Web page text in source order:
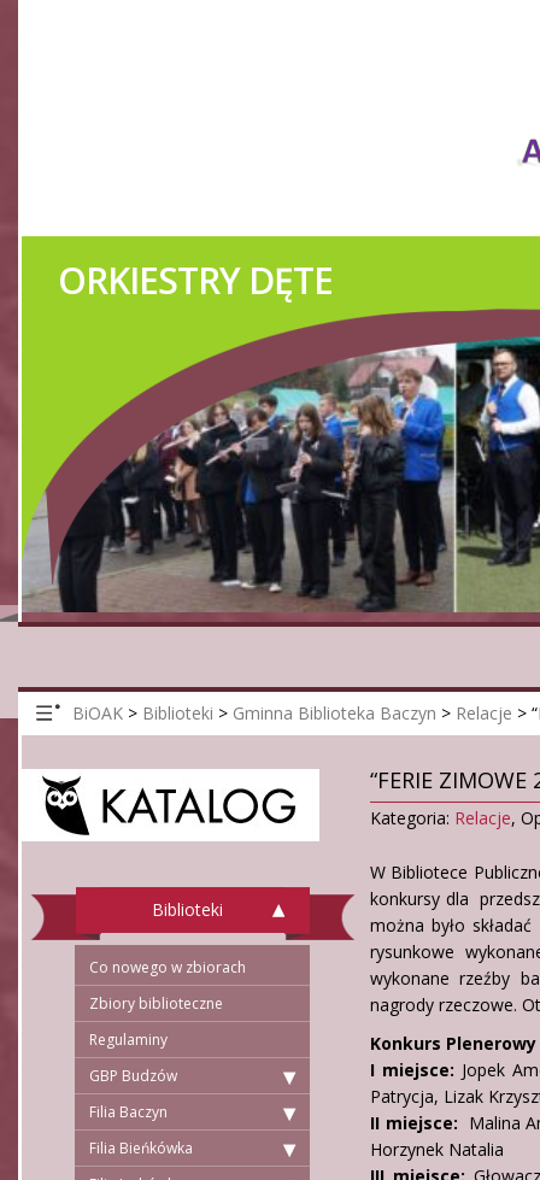
ORKIESTRY DĘTE
BiOAK > Biblioteki > Gminna Biblioteka Baczyn > Relacje >
Biblioteki
Co nowego w zbiorach
Zbiory biblioteczne
Regulaminy
GBP Budzów
Filia Baczyn
Filia Bieńkówka
“FERIE ZIMOWE
Kategoria: Relacje,
W Bibliotece
konkursy dla
można było
rysunkowe
wykonane rzeźby
nagrody rzeczowe.
Konkurs
I miejsce: Jopek
Patrycja, Lizak
II miejsce: Malina
Horzynek Natalia